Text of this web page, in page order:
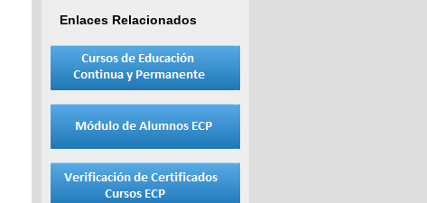
Enlaces Relacionados